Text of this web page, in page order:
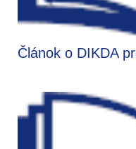
Článok o DIKDA